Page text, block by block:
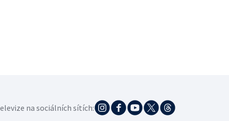
na sociálních sítích: